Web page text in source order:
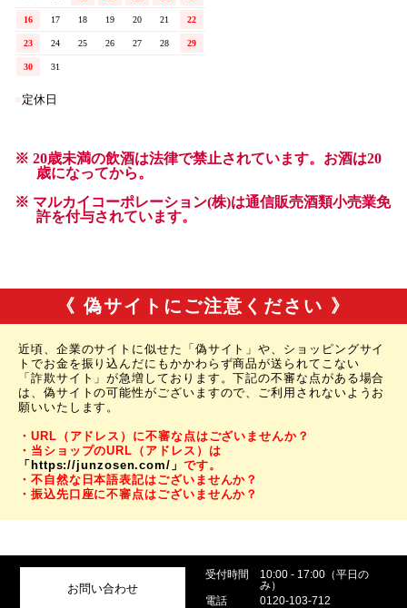
《 偽サイトにご注意ください 》
近頃、企業のサイトに似せた「偽サイト」や、ショッピングサイ
トでお金を振り込んだにもかかわらず商品が送られてこない
「詐欺サイト」が急増しております。下記の不審な点がある場合
は、偽サイトの可能性がございますので、ご利用されないようお
願いいたします。
・URL（アドレス）に不審な点はございませんか？
・当ショップのURL（アドレス）は
「https://junzosen.com/」 です。
・不自然な日本語表記はございませんか？
・振込先口座に不審点はございませんか？
お問い合わせ
受付時間
10:00 - 17:00（平日の
み）
電話
0120-103-712